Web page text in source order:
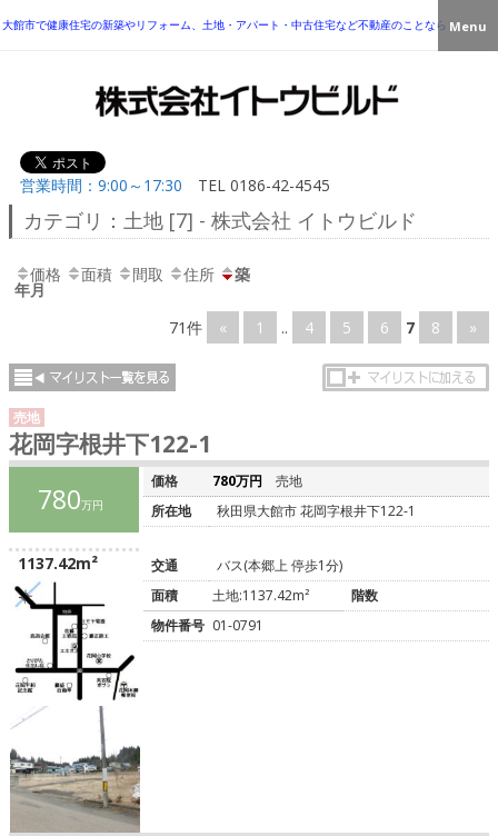
大館市で健康住宅の新築やリフォーム、土地・アパート・中古住宅など不動産のことなら
営業時間：9:00～17:30 TEL 0186-42-4545
Menu
カテゴリ：土地 [7] - 株式会社 イトウビルド
価格 面積 間取 住所 築
年月
71件
« 1 .. 4 5 6 7 8 »
売地
花岡字根井下122-1
780万円
1137.42m²
価格 780万円
売地
所在地
秋田県大館市 花岡字根井下122-1
交通
バス(本郷上 停歩1分)
面積
土地:1137.42m²
階数
物件番号 01-0791